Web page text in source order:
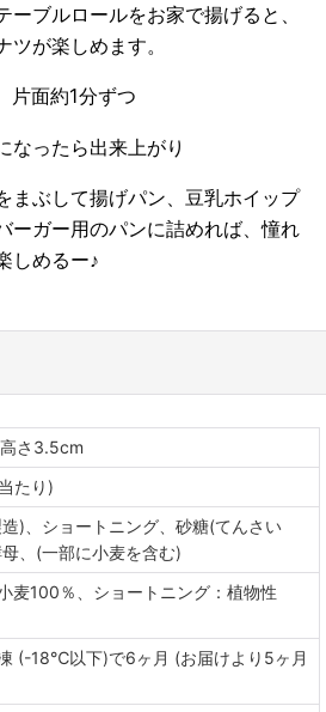
ーブルロールをお家で揚げると、
が楽しめます。
面約1分ずつ
なったら出来上がり
まぶして揚げパン、豆乳ホイップ
ーガー用のパンに詰めれば、憧れ
しめるー♪
さ3.5cm
たり)
)、ショートニング、砂糖(てんさい
、(一部に小麦を含む)
麦100％、ショートニング：植物性
(-18℃以下)で6ヶ月 (お届けより5ヶ月